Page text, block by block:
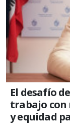
El desafío
trabajo con
y equidad